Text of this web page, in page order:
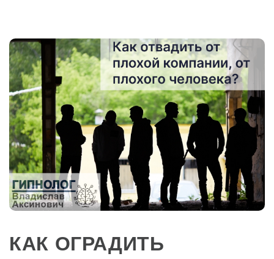
КАК ОГРАДИТЬ